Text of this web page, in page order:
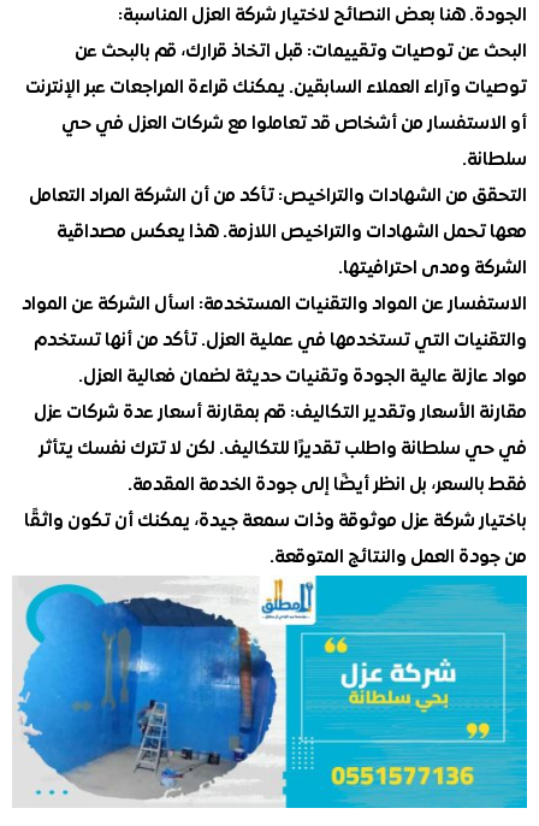
هنا بعض النصائح لاختيار شركة العزل المناسبة:
توصيات وتقييمات: قبل اتخاذ قرارك، قم بالبحث عن
وآراء العملاء السابقين. يمكنك قراءة المراجعات عبر الإنترنت
من أشخاص قد تعاملوا مع شركات العزل في حي
من الشهادات والتراخيص: تأكد من أن الشركة المراد التعامل
الشهادات والتراخيص اللازمة. هذا يعكس مصداقية
ومدى احترافيتها.
عن المواد والتقنيات المستخدمة: اسأل الشركة عن المواد
التي تستخدمها في عملية العزل. تأكد من أنها تستخدم
عالية الجودة وتقنيات حديثة لضمان فعالية العزل.
وتقدير التكاليف: قم بمقارنة أسعار عدة شركات عزل
واطلب تقديرًا للتكاليف. لكن لا تترك نفسك يتأثر
بل انظر أيضًا إلى جودة الخدمة المقدمة.
شركة عزل موثوقة وذات سمعة جيدة، يمكنك أن تكون واثقًا
العمل والنتائج المتوقعة.